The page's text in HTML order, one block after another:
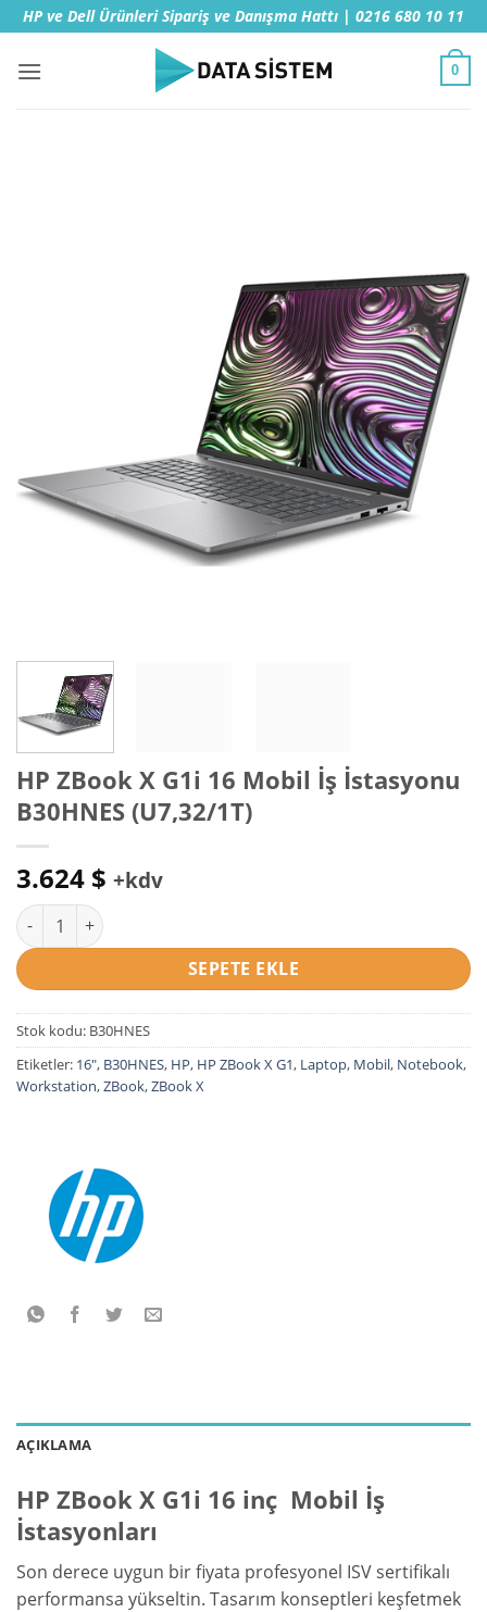
İçeriğe
atla
HP ve Dell Ürünleri Sipariş ve Danışma Hattı | 0216 680 10 11
0
HP ZBook X G1i 16 Mobil İş İstasyonu
B30HNES (U7,32/1T)
3.624 $ +kdv
HP ZBook X G1i 16 Mobil İş İstasyonu B30HNES (U7,32/1T) adet
SEPETE EKLE
Stok kodu: B30HNES
Etiketler: 16", B30HNES, HP, HP ZBook X G1, Laptop, Mobil, Notebook,
Workstation,ZBook,ZBook X
AÇIKLAMA
HP ZBook X G1i 16 inç Mobil İş
İstasyonları
Son derece uygun bir fiyata profesyonel ISV sertifikalı
performansa yükseltin. Tasarım konseptleri keşfetmek